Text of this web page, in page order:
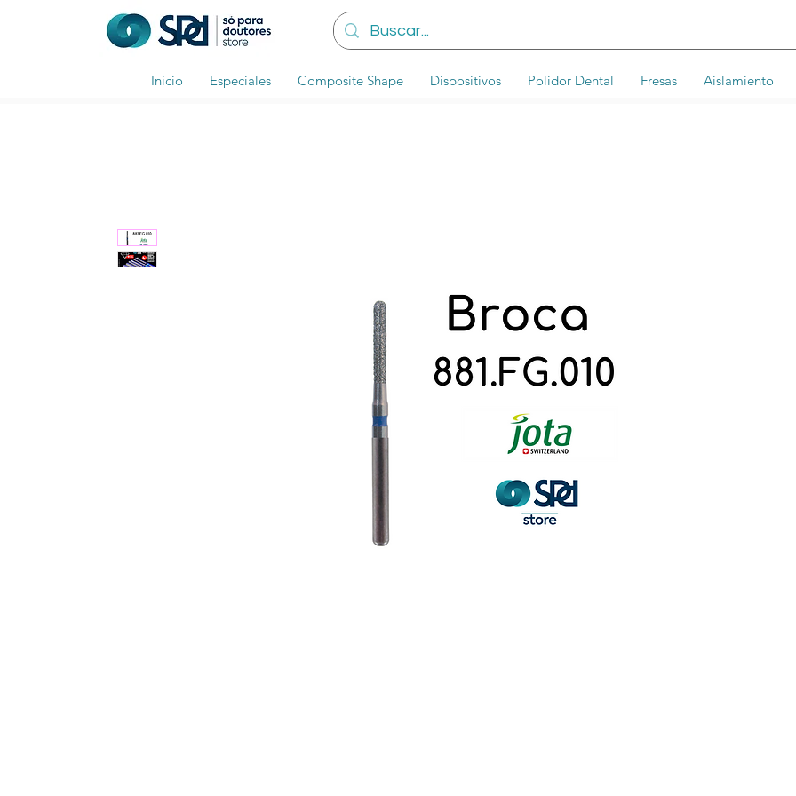
Inicio Especiales Composite Shape Dispositivos Polidor Dental Fresas Aislamiento